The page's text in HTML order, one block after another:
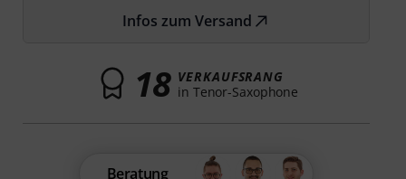
Infos zum Versand
18 VERKAUFSRANG
in Tenor-Saxophone
Beratung